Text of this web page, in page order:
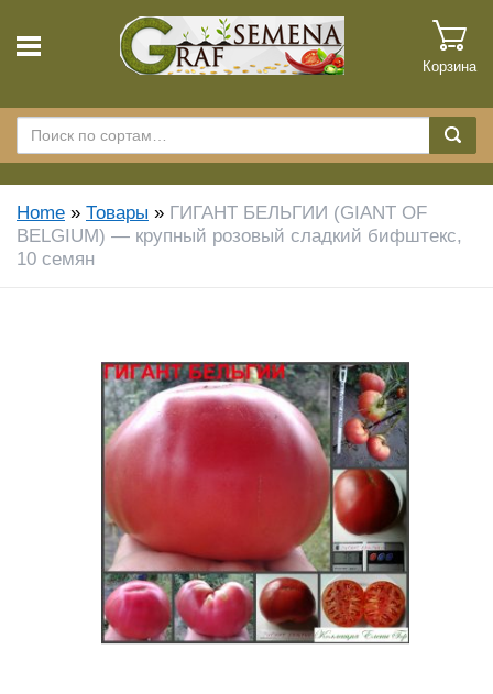
Корзина
Home » Товары » ГИГАНТ БЕЛЬГИИ (GIANT OF
BELGIUM) — крупный розовый сладкий бифштекс,
10 семян